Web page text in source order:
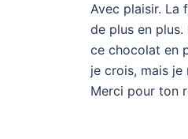
Avec plaisir. La
de plus en plus.
ce chocolat en
je crois, mais je
Merci pour ton